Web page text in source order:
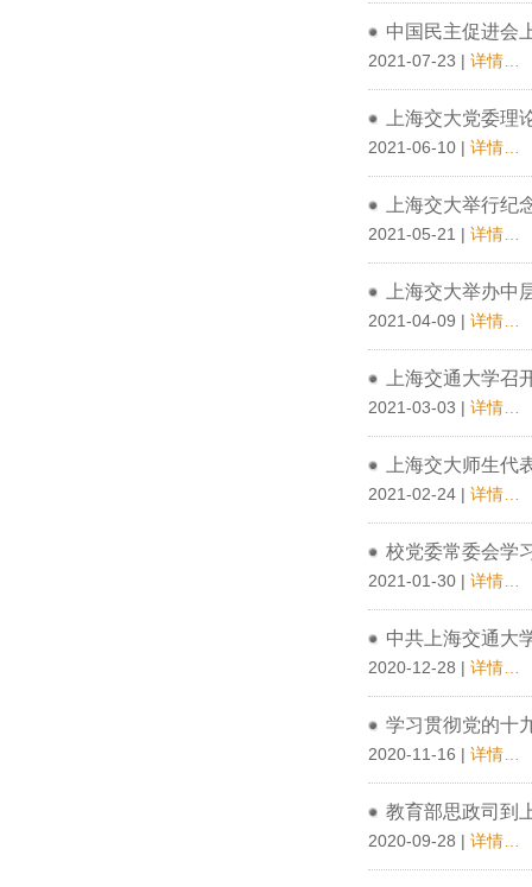
中国民主促进会
2021-07-23 | 详情…
上海交大党委
2021-06-10 | 详情…
上海交大举行纪
2021-05-21 | 详情…
上海交大举办中
2021-04-09 | 详情…
上海交通大学召
2021-03-03 | 详情…
上海交大师生
2021-02-24 | 详情…
校党委常委会学
2021-01-30 | 详情…
中共上海交通大
2020-12-28 | 详情…
学习贯彻党的十
2020-11-16 | 详情…
教育部思政司到
2020-09-28 | 详情…